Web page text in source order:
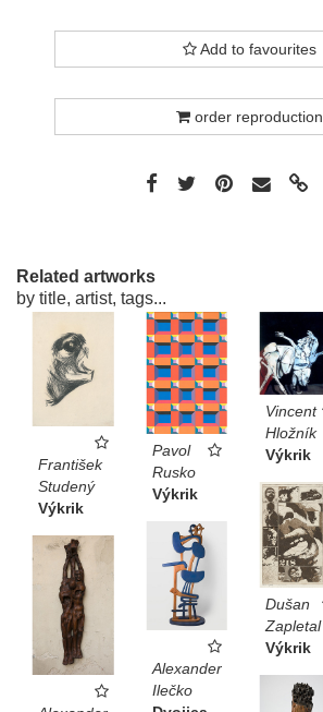
Add to favourites
order reproduction
Related artworks
by title, artist, tags...
František
Studený
Výkrik
Pavol
Rusko
Výkrik
Vincent
Hložník
Výkrik
Dušan
Zapletal
Výkrik
Alexander
Ilečko